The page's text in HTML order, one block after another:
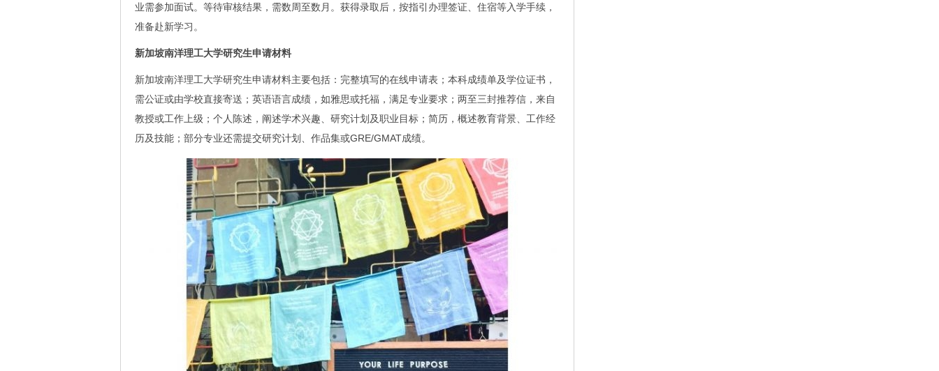
业需参加面试。等待审核结果，需数周至数月。获得录取后，按指引办理签证、住宿等入学手续，
准备赴新学习。
新加坡南洋理工大学研究生申请材料
新加坡南洋理工大学研究生申请材料主要包括：完整填写的在线申请表；本科成绩单及学位证书，
需公证或由学校直接寄送；英语语言成绩，如雅思或托福，满足专业要求；两至三封推荐信，来自
教授或工作上级；个人陈述，阐述学术兴趣、研究计划及职业目标；简历，概述教育背景、工作经
历及技能；部分专业还需提交研究计划、作品集或GRE/GMAT成绩。